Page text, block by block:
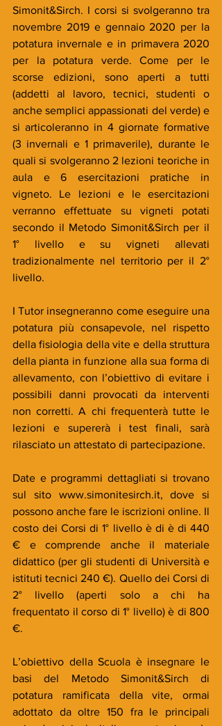
Simonit&Sirch. I corsi si svolgeranno tra
novembre 2019 e gennaio 2020 per la
potatura invernale e in primavera 2020
per la potatura verde. Come per le
scorse edizioni, sono aperti a tutti
(addetti al lavoro, tecnici, studenti o
anche semplici appassionati del verde) e
si articoleranno in 4 giornate formative
(3 invernali e 1 primaverile), durante le
quali si svolgeranno 2 lezioni teoriche in
aula e 6 esercitazioni pratiche in
vigneto. Le lezioni e le esercitazioni
verranno effettuate su vigneti potati
secondo il Metodo Simonit&Sirch per il
1° livello e su vigneti allevati
tradizionalmente nel territorio per il 2°
livello.
I Tutor insegneranno come eseguire una
potatura più consapevole, nel rispetto
della fisiologia della vite e della struttura
della pianta in funzione alla sua forma di
allevamento, con l’obiettivo di evitare i
possibili danni provocati da interventi
non corretti. A chi frequenterà tutte le
lezioni e supererà i test finali, sarà
rilasciato un attestato di partecipazione.
Date e programmi dettagliati si trovano
sul sito www.simonitesirch.it, dove si
possono anche fare le iscrizioni online. Il
costo dei Corsi di 1° livello è di è di 440
€ e comprende anche il materiale
didattico (per gli studenti di Università e
istituti tecnici 240 €). Quello dei Corsi di
2° livello (aperti solo a chi ha
frequentato il corso di 1° livello) è di 800
€.
L’obiettivo della Scuola è insegnare le
basi del Metodo Simonit&Sirch di
potatura ramificata della vite, ormai
adottato da oltre 150 fra le principali